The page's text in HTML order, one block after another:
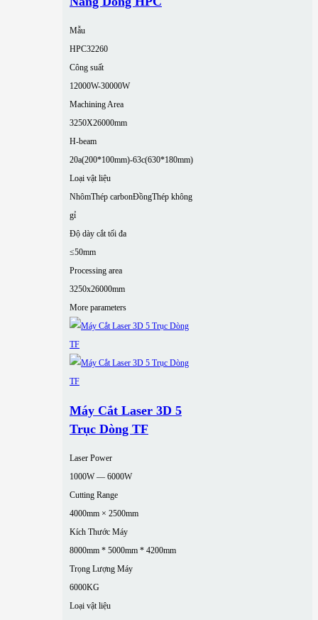
Mẫu
HPC32260
Công suất
12000W-30000W
Machining Area
3250X26000mm
H-beam
20a(200*100mm)-63c(630*180mm)
Loại vật liệu
NhômThép carbonĐồngThép không
gỉ
Độ dày cắt tối đa
≤50mm
Processing area
3250x26000mm
More parameters
Máy Cắt Laser 3D 5
Trục Dòng TF
Laser Power
1000W — 6000W
Cutting Range
4000mm × 2500mm
Kích Thước Máy
8000mm * 5000mm * 4200mm
Trọng Lượng Máy
6000KG
Loại vật liệu